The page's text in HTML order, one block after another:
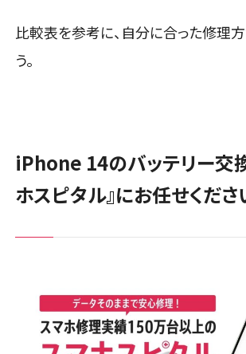
比較表を参考に、自分に合った修理
う。
iPhone 14のバッテリー交
ホスピタル』にお任せくださ